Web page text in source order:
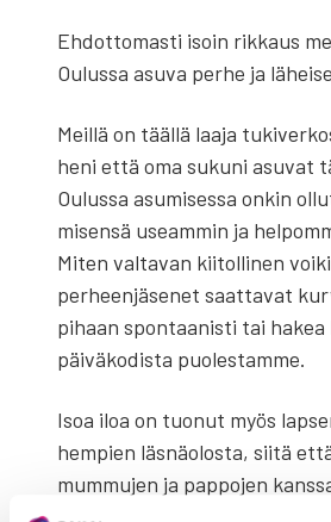
Ehdot­to­mas­ti isoin rik­kaus
Oulus­sa asu­va per­he ja
Meil­lä on tääl­lä laa­ja
he­ni että oma suku­ni asu­vat
Oulus­sa asu­mi­ses­sa onkin
mi­sen­sä useam­min ja
Miten val­ta­van kii­tol­li­nen
per­heen­jä­se­net saat­ta­vat
pihaan spon­taa­nis­ti tai hakea
päi­vä­ko­dis­ta puo­les­tam­me.
Isoa iloa on tuo­nut myös
hem­pien läs­nä­olos­ta, sii­tä
mum­mu­jen ja pap­po­jen
heil­le tär­kei­tä omia jut­tu­ja